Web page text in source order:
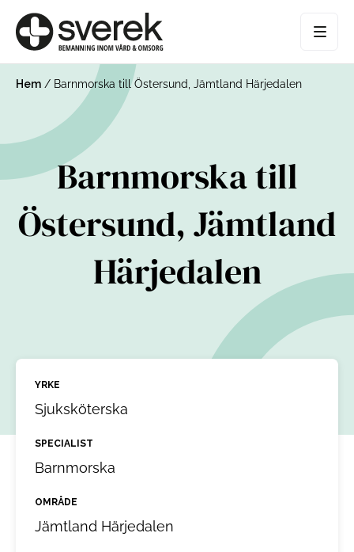
Hem / Barnmorska till Östersund, Jämtland Härjedalen
Barnmorska till
Östersund, Jämtland
Härjedalen
YRKE
Sjuksköterska
SPECIALIST
Barnmorska
OMRÅDE
Jämtland Härjedalen